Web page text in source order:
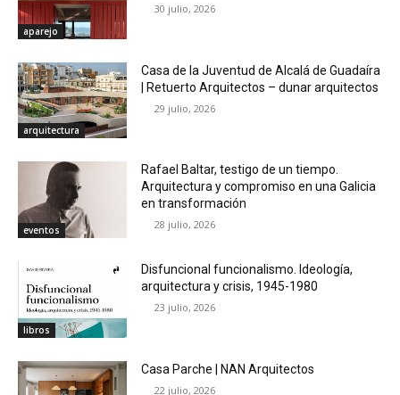
aparejo
30 julio, 2026
arquitectura
Casa de la Juventud de Alcalá de Guadaíra
| Retuerto Arquitectos – dunar arquitectos
29 julio, 2026
eventos
Rafael Baltar, testigo de un tiempo.
Arquitectura y compromiso en una Galicia
en transformación
28 julio, 2026
libros
Disfuncional funcionalismo. Ideología,
arquitectura y crisis, 1945-1980
23 julio, 2026
Casa Parche | NAN Arquitectos
22 julio, 2026